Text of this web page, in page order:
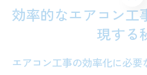
効率的なエアコン工
現する
エアコン工事の効率化に必要